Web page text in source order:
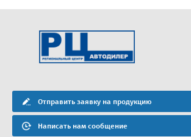
Отправить заявку на продукцию
Написать нам сообщение